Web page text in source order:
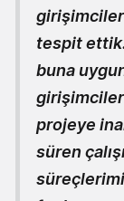
tespit
buna
projeye
süren